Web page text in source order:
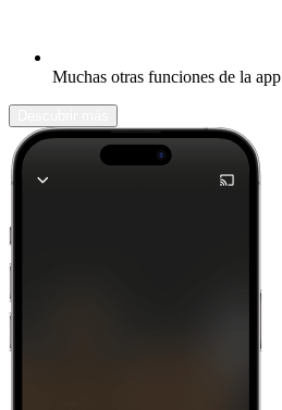
Muchas otras funciones de la app